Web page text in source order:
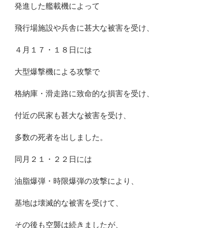
発進した艦載機によって
飛行場施設や兵舎に甚大な被害を受け、
４月１７・１８日には
大型爆撃機による攻撃で
格納庫・滑走路に致命的な損害を受け、
付近の民家も甚大な被害を受け、
多数の死者を出しました。
同月２１・２２日には
油脂爆弾・時限爆弾の攻撃により、
基地は壊滅的な被害を受けて、
その後も空襲は続きましたが、